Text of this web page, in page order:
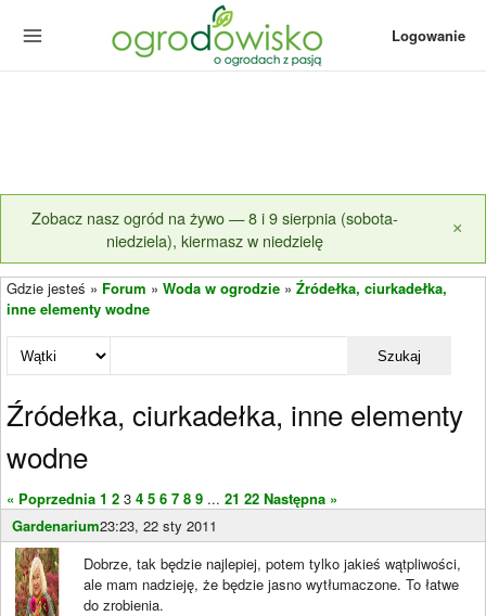
Logowanie
Zobacz nasz ogród na żywo — 8 i 9 sierpnia (sobota-
niedziela), kiermasz w niedzielę
×
Gdzie jesteś » Forum » Woda w ogrodzie » Źródełka, ciurkadełka,
inne elementy wodne
Szukaj
Źródełka, ciurkadełka, inne elementy
wodne
« Poprzednia 1 2 3 4 5 6 7 8 9 ... 21 22 Następna »
Gardenarium23:23, 22 sty 2011
Dobrze, tak będzie najlepiej, potem tylko jakieś wątpliwości,
ale mam nadzieję, że będzie jasno wytłumaczone. To łatwe
do zrobienia.